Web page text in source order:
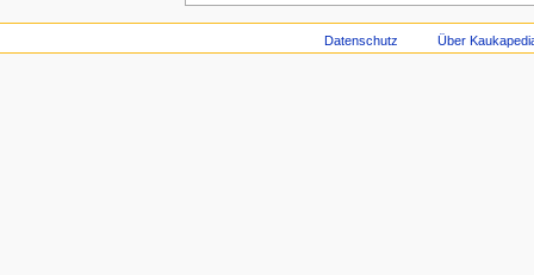
Datenschutz Über